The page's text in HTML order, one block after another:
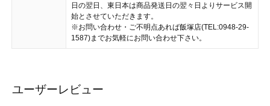
日の翌日、東日本は商品発送日の翌々日よりサービス開
始とさせていただきます。
※お問い合わせ・ご不明点あれば飯塚店(TEL:0948-29-
1587)までお気軽にお問い合わせ下さい。
ユーザーレビュー